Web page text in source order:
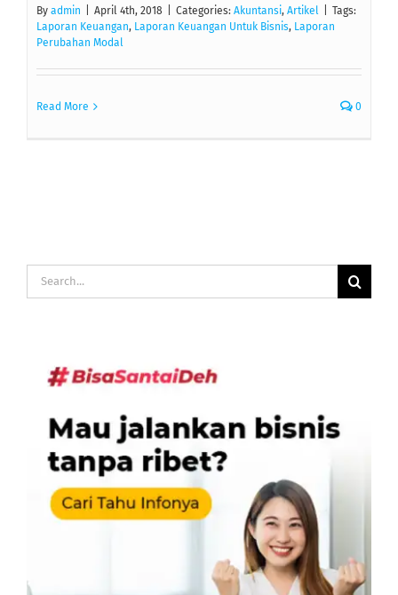
By admin April 4th, 2018 Categories: Akuntansi, Artikel
Tags:
Laporan Keuangan, Laporan Keuangan Untuk Bisnis, Laporan
Perubahan Modal
Read More 0
Search
for: